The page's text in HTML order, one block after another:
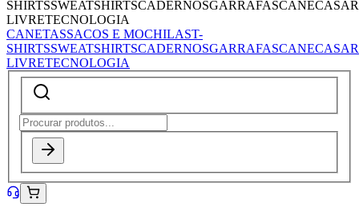
SHIRTSSWEATSHIRTSCADERNOSGARRAFASCANECASAR
LIVRETECNOLOGIA
CANETASSACOS E MOCHILAST-
SHIRTSSWEATSHIRTSCADERNOSGARRAFASCANECASAR
LIVRETECNOLOGIA